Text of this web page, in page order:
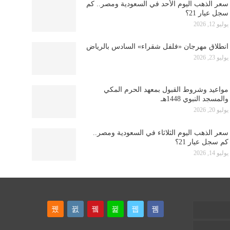
سعر الذهب اليوم الأحد في السعودية ومصر.. كم
سجل عيار 21؟
يوليو 12, 2026
انطلاق مهرجان «فلفل شقراء» السادس بالرياض
يوليو 23, 2026
مواعيد وشروط القبول بمعهد الحرم المكي
والمسجد النبوي 1448هـ
يوليو 20, 2026
سعر الذهب اليوم الثلاثاء في السعودية ومصر..
كم سجل عيار 21؟
يوليو 14, 2026